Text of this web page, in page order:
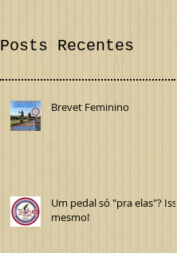
Posts Recentes
Brevet Feminino
Um pedal só "pra elas"? Isso
mesmo!